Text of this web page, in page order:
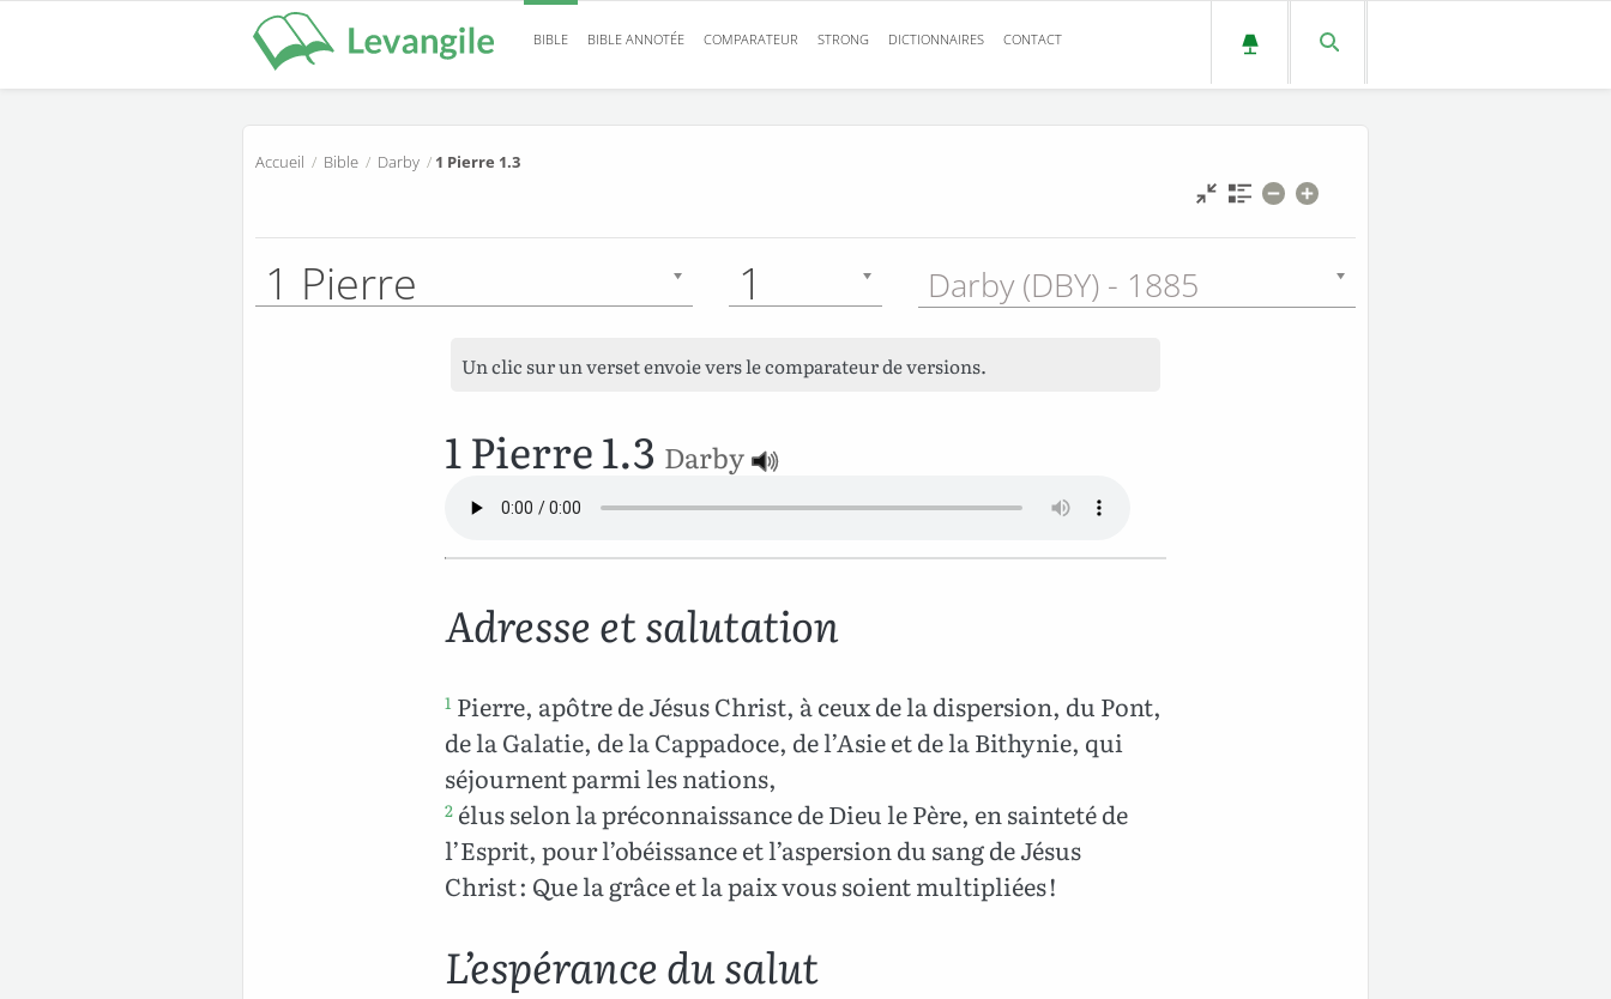
BIBLE BIBLE ANNOTÉE COMPARATEUR STRONG DICTIONNAIRES CONTACT
Accueil / Bible / Darby / 1 Pierre 1.3
1 Pierre 1 Darby (DBY) - 1885
Un clic sur un verset envoie vers le comparateur de versions.
1 Pierre 1.3 Darby
Adresse et salutation
1 Pierre, apôtre de Jésus Christ, à ceux de la dispersion, du Pont,
de la Galatie, de la Cappadoce, de l’Asie et de la Bithynie, qui
séjournent parmi les nations,
2 élus selon la préconnaissance de Dieu le Père, en sainteté de
l’Esprit, pour l’obéissance et l’aspersion du sang de Jésus
Christ : Que la grâce et la paix vous soient multipliées !
L’espérance du salut